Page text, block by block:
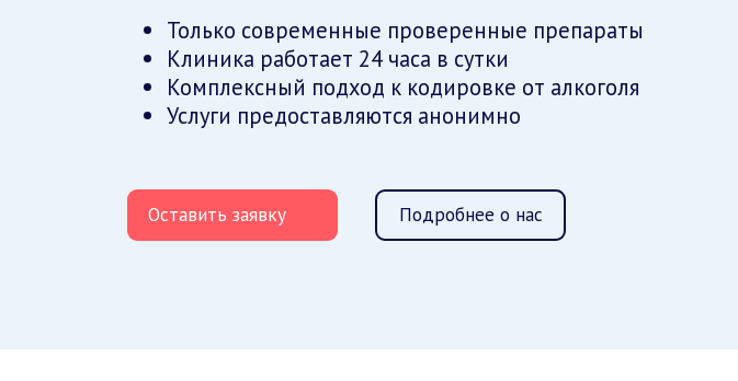
Только современные проверенные препараты
Клиника работает 24 часа в сутки
Комплексный подход к кодировке от алкоголя
Услуги предоставляются анонимно
Оставить заявку Подробнее о нас